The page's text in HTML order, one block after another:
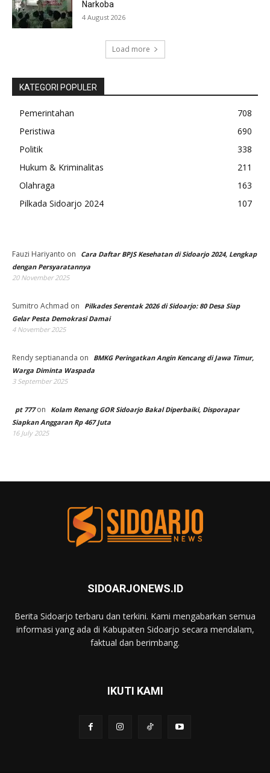
Narkoba
4 August 2026
Load more
KATEGORI POPULER
Pemerintahan
708
Peristiwa
690
Politik
338
Hukum & Kriminalitas
211
Olahraga
163
Pilkada Sidoarjo 2024
107
Fauzi Hariyanto on
Cara Daftar BPJS Kesehatan di Sidoarjo 2024, Lengkap
dengan Persyaratannya
20 November 2025
Sumitro Achmad on
Pilkades Serentak 2026 di Sidoarjo: 80 Desa Siap
Gelar Pesta Demokrasi Damai
4 November 2025
Rendy septiananda on
BMKG Peringatkan Angin Kencang di Jawa Timur,
Warga Diminta Waspada
3 September 2025
pt 777on
Kolam Renang GOR Sidoarjo Bakal Diperbaiki, Disporapar
Siapkan Anggaran Rp 467 Juta
16 July 2025
SIDOARJONEWS.ID
Berita Sidoarjo terbaru dan terkini. Kami mengabarkan semua
informasi yang ada di Kabupaten Sidoarjo secara mendalam,
faktual dan berimbang.
IKUTI KAMI